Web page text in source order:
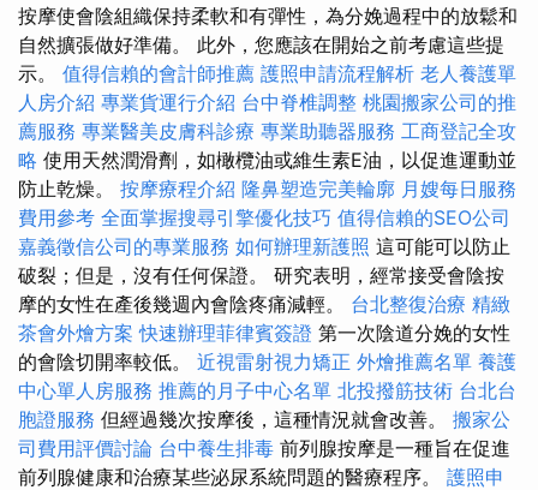
按摩使會陰組織保持柔軟和有彈性，為分娩過程中的放鬆和
自然擴張做好準備。 此外，您應該在開始之前考慮這些提
示。 值得信賴的會計師推薦 護照申請流程解析 老人養護單
人房介紹 專業貨運行介紹 台中脊椎調整 桃園搬家公司的推
薦服務 專業醫美皮膚科診療 專業助聽器服務 工商登記全攻
略 使用天然潤滑劑，如橄欖油或維生素E油，以促進運動並
防止乾燥。 按摩療程介紹 隆鼻塑造完美輪廓 月嫂每日服務
費用參考 全面掌握搜尋引擎優化技巧 值得信賴的SEO公司
嘉義徵信公司的專業服務 如何辦理新護照 這可能可以防止
破裂；但是，沒有任何保證。 研究表明，經常接受會陰按
摩的女性在產後幾週內會陰疼痛減輕。 台北整復治療 精緻
茶會外燴方案 快速辦理菲律賓簽證 第一次陰道分娩的女性
的會陰切開率較低。 近視雷射視力矯正 外燴推薦名單 養護
中心單人房服務 推薦的月子中心名單 北投撥筋技術 台北台
胞證服務 但經過幾次按摩後，這種情況就會改善。 搬家公
司費用評價討論 台中養生排毒 前列腺按摩是一種旨在促進
前列腺健康和治療某些泌尿系統問題的醫療程序。 護照申